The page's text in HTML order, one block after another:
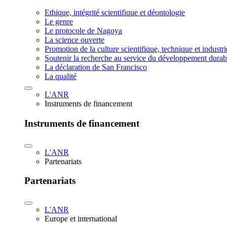
Ethique, intégrité scientifique et déontologie
Le genre
Le protocole de Nagoya
La science ouverte
Promotion de la culture scientifique, technique et
Soutenir la recherche au service du développement
La déclaration de San Francisco
La qualité
L'ANR
Instruments de financement
Instruments de financement
L'ANR
Partenariats
Partenariats
L'ANR
Europe et international